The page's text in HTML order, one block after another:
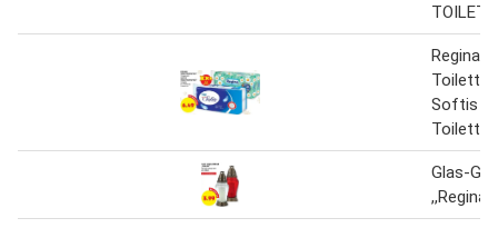
Regina
Softis
Glas-
,,Regina"